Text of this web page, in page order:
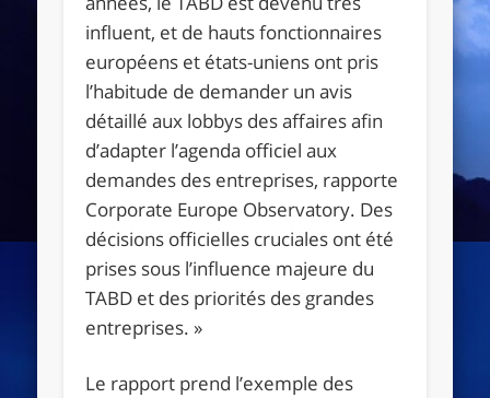
influent, et de hauts fonctionnaires
européens et états-uniens ont pris
l’habitude de demander un avis
détaillé aux lobbys des affaires afin
d’adapter l’agenda officiel aux
demandes des entreprises, rapporte
Corporate Europe Observatory. Des
décisions officielles cruciales ont été
prises sous l’influence majeure du
TABD et des priorités des grandes
entreprises. »
Le rapport prend l’exemple des